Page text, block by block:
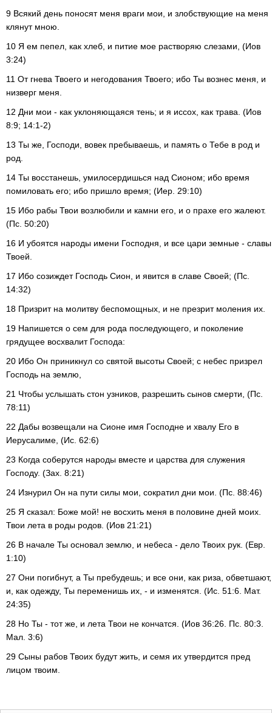
9 Всякий день поносят меня враги мои, и злобствующие на меня
клянут мною.
10 Я ем пепел, как хлеб, и питие мое растворяю слезами, (Иов
3:24)
11 От гнева Твоего и негодования Твоего; ибо Ты вознес меня, и
низверг меня.
12 Дни мои - как уклоняющаяся тень; и я иссох, как трава. (Иов
8:9; 14:1-2)
13 Ты же, Господи, вовек пребываешь, и память о Тебе в род и
род.
14 Ты восстанешь, умилосердишься над Сионом; ибо время
помиловать его; ибо пришло время; (Иер. 29:10)
15 Ибо рабы Твои возлюбили и камни его, и о прахе его жалеют.
(Пс. 50:20)
16 И убоятся народы имени Господня, и все цари земные - славы
Твоей.
17 Ибо созиждет Господь Сион, и явится в славе Своей; (Пс.
14:32)
18 Призрит на молитву беспомощных, и не презрит моления их.
19 Напишется о сем для рода последующего, и поколение
грядущее восхвалит Господа:
20 Ибо Он приникнул со святой высоты Своей; с небес призрел
Господь на землю,
21 Чтобы услышать стон узников, разрешить сынов смерти, (Пс.
78:11)
22 Дабы возвещали на Сионе имя Господне и хвалу Его в
Иерусалиме, (Ис. 62:6)
23 Когда соберутся народы вместе и царства для служения
Господу. (Зах. 8:21)
24 Изнурил Он на пути силы мои, сократил дни мои. (Пс. 88:46)
25 Я сказал: Боже мой! не восхить меня в половине дней моих.
Твои лета в роды родов. (Иов 21:21)
26 В начале Ты основал землю, и небеса - дело Твоих рук. (Евр.
1:10)
27 Они погибнут, а Ты пребудешь; и все они, как риза, обветшают,
и, как одежду, Ты переменишь их, - и изменятся. (Ис. 51:6. Мат.
24:35)
28 Но Ты - тот же, и лета Твои не кончатся. (Иов 36:26. Пс. 80:3.
Мал. 3:6)
29 Сыны рабов Твоих будут жить, и семя их утвердится пред
лицом твоим.